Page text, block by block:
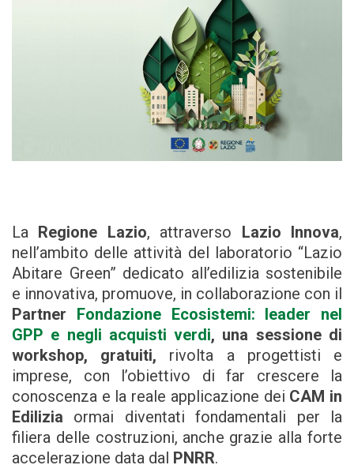
La Regione Lazio, attraverso Lazio Innova,
nell’ambito delle attività del laboratorio “Lazio
Abitare Green” dedicato all’edilizia sostenibile
e innovativa, promuove, in collaborazione con il
Partner Fondazione Ecosistemi: leader nel
GPP e negli acquisti verdi, una sessione di
workshop, gratuiti, rivolta a progettisti e
imprese, con l’obiettivo di far crescere la
conoscenza e la reale applicazione dei CAM in
Edilizia ormai diventati fondamentali per la
filiera delle costruzioni, anche grazie alla forte
accelerazione data dal PNRR.